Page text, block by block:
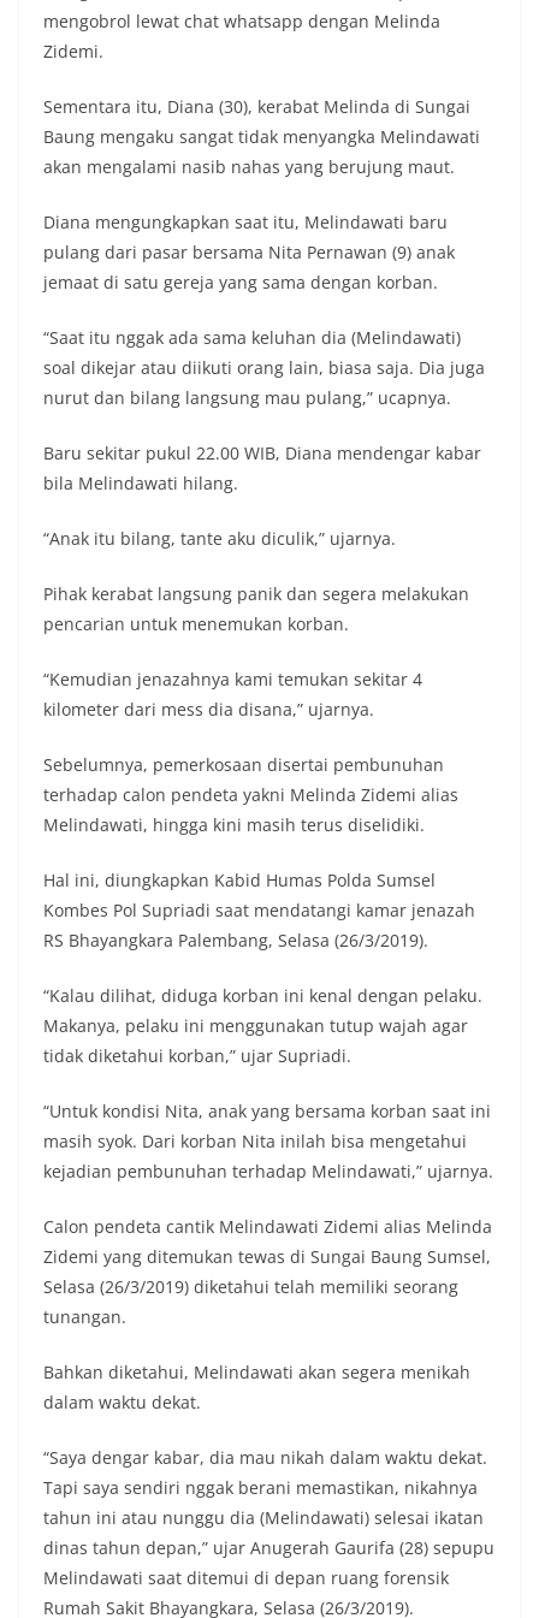
mengobrol lewat chat whatsapp dengan Melinda
Zidemi.
Sementara itu, Diana (30), kerabat Melinda di Sungai
Baung mengaku sangat tidak menyangka Melindawati
akan mengalami nasib nahas yang berujung maut.
Diana mengungkapkan saat itu, Melindawati baru
pulang dari pasar bersama Nita Pernawan (9) anak
jemaat di satu gereja yang sama dengan korban.
“Saat itu nggak ada sama keluhan dia (Melindawati)
soal dikejar atau diikuti orang lain, biasa saja. Dia juga
nurut dan bilang langsung mau pulang,” ucapnya.
Baru sekitar pukul 22.00 WIB, Diana mendengar kabar
bila Melindawati hilang.
“Anak itu bilang, tante aku diculik,” ujarnya.
Pihak kerabat langsung panik dan segera melakukan
pencarian untuk menemukan korban.
“Kemudian jenazahnya kami temukan sekitar 4
kilometer dari mess dia disana,” ujarnya.
Sebelumnya, pemerkosaan disertai pembunuhan
terhadap calon pendeta yakni Melinda Zidemi alias
Melindawati, hingga kini masih terus diselidiki.
Hal ini, diungkapkan Kabid Humas Polda Sumsel
Kombes Pol Supriadi saat mendatangi kamar jenazah
RS Bhayangkara Palembang, Selasa (26/3/2019).
“Kalau dilihat, diduga korban ini kenal dengan pelaku.
Makanya, pelaku ini menggunakan tutup wajah agar
tidak diketahui korban,” ujar Supriadi.
“Untuk kondisi Nita, anak yang bersama korban saat ini
masih syok. Dari korban Nita inilah bisa mengetahui
kejadian pembunuhan terhadap Melindawati,” ujarnya.
Calon pendeta cantik Melindawati Zidemi alias Melinda
Zidemi yang ditemukan tewas di Sungai Baung Sumsel,
Selasa (26/3/2019) diketahui telah memiliki seorang
tunangan.
Bahkan diketahui, Melindawati akan segera menikah
dalam waktu dekat.
“Saya dengar kabar, dia mau nikah dalam waktu dekat.
Tapi saya sendiri nggak berani memastikan, nikahnya
tahun ini atau nunggu dia (Melindawati) selesai ikatan
dinas tahun depan,” ujar Anugerah Gaurifa (28) sepupu
Melindawati saat ditemui di depan ruang forensik
Rumah Sakit Bhayangkara, Selasa (26/3/2019).